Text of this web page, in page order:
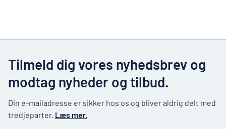
Tilmeld dig vores nyhedsbrev og
modtag nyheder og tilbud.
Din e-mailadresse er sikker hos os og bliver aldrig delt med
tredjeparter. Læs mer.